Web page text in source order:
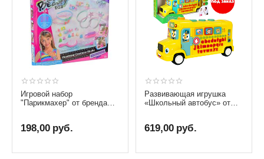
Игровой набор
"Парикмахер" от бренда
198,00 руб.
Развивающая игрушка
«Школьный автобус» от
619,00 руб.